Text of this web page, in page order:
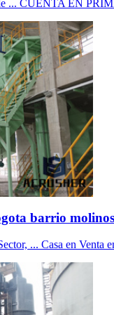
... CUENTA EN
barrio
... Casa en